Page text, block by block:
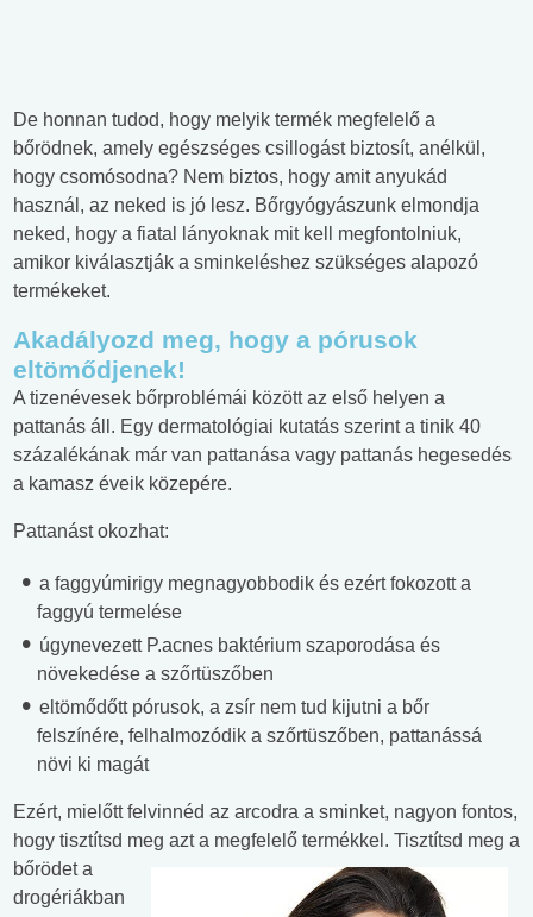
De honnan tudod, hogy melyik termék megfelelő a
bőrödnek, amely egészséges csillogást biztosít, anélkül,
hogy csomósodna? Nem biztos, hogy amit anyukád
használ, az neked is jó lesz. Bőrgyógyászunk elmondja
neked, hogy a fiatal lányoknak mit kell megfontolniuk,
amikor kiválasztják a sminkeléshez szükséges alapozó
termékeket.
Akadályozd meg, hogy a pórusok
eltömődjenek!
A tizenévesek bőrproblémái között az első helyen a
pattanás áll. Egy dermatológiai kutatás szerint a tinik 40
százalékának már van pattanása vagy pattanás hegesedés
a kamasz éveik közepére.
Pattanást okozhat:
a faggyúmirigy megnagyobbodik és ezért fokozott a
faggyú termelése
úgynevezett P.acnes baktérium szaporodása és
növekedése a szőrtüszőben
eltömődőtt pórusok, a zsír nem tud kijutni a bőr
felszínére, felhalmozódik a szőrtüszőben, pattanássá
növi ki magát
Ezért, mielőtt felvinnéd az arcodra a sminket, nagyon fontos,
hogy tisztítsd meg azt a megfelelő termékkel. Tisztítsd meg a
bőrödet a
drogériákban